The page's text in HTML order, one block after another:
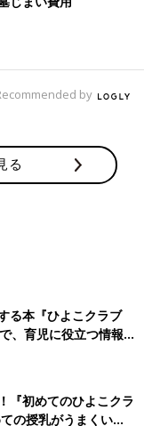
ていく、かなえてい
っても、子どもたち
うなサポートを目
にあたっては、ご家
by
る
る本『ひよこクラブ
、育児に役立つ情報が
『初めてのひよこクラ
の授乳がうまくい